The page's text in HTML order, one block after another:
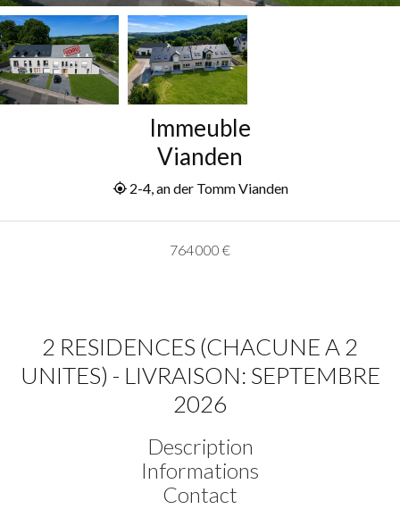
Immeuble
Vianden
2-4, an der Tomm Vianden
764 000 €
2 RESIDENCES (CHACUNE A 2
UNITES) - LIVRAISON: SEPTEMBRE
2026
Description
Informations
Contact